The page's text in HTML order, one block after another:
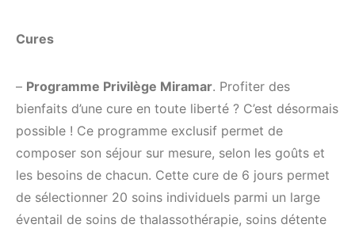
Cures
– Programme Privilège Miramar. Profiter des
bienfaits d’une cure en toute liberté ? C’est désormais
possible ! Ce programme exclusif permet de
composer son séjour sur mesure, selon les goûts et
les besoins de chacun. Cette cure de 6 jours permet
de sélectionner 20 soins individuels parmi un large
éventail de soins de thalassothérapie, soins détente